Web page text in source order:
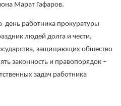
Марат Гафаров.
день работника прокуратуры
людей долга и чести,
защищающих общество
законность и правопорядок –
задач работника